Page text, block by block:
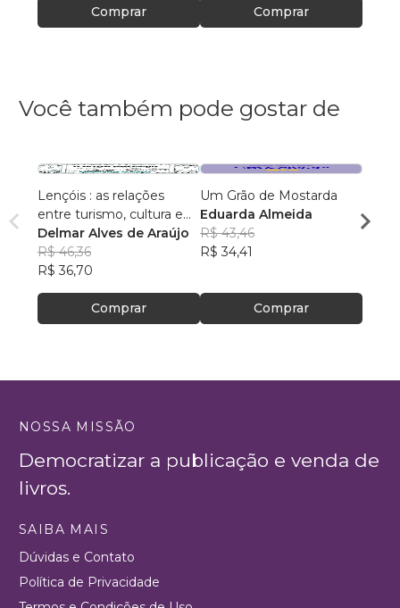
Comprar Comprar
Você também pode gostar de
Lençóis : as relações
entre turismo, cultura e
ambiente
Delmar Alves de Araújo
R$ 46,36
R$ 36,70
Comprar
Um Grão de Mostarda
Eduarda Almeida
R$ 43,46
R$ 34,41
Comprar
Aulas
NOSSA MISSÃO
Democratizar a publicação e venda de
livros.
SAIBA MAIS
Dúvidas e Contato
Política de Privacidade